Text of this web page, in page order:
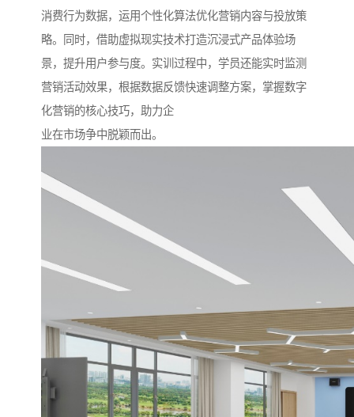
消费行为数据，运用个性化算法优化营销内容与投放策
略。同时，借助虚拟现实技术打造沉浸式产品体验场
景，提升用户参与度。实训过程中，学员还能实时监测
营销活动效果，根据数据反馈快速调整方案，掌握数字
化营销的核心技巧，助力企​
业在市场争中脱颖而出。​